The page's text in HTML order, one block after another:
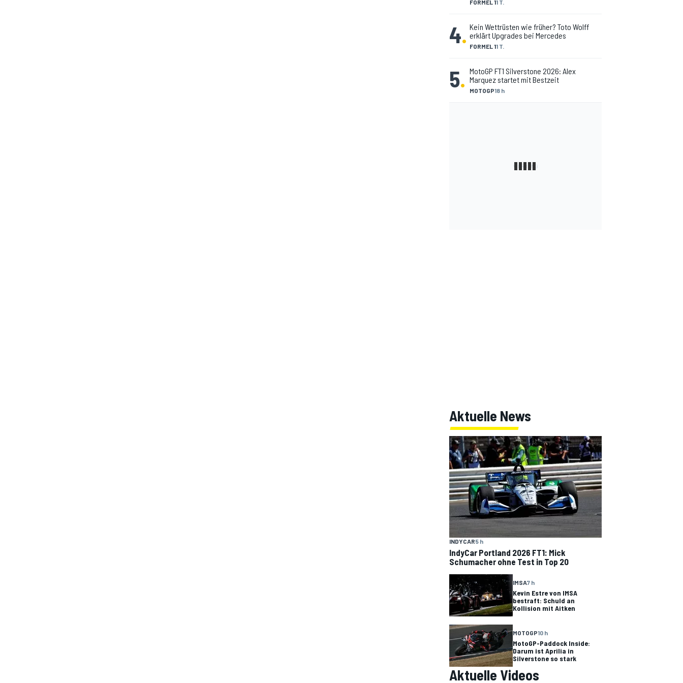
FORMEL 11 T.
4. FORMEL 11 T.
Kein Wettrüsten wie früher? Toto Wolff
erklärt Upgrades bei Mercedes
5. MOTOGP18 h
MotoGP FT1 Silverstone 2026: Alex
Marquez startet mit Bestzeit
Aktuelle News
INDYCAR5 h
IndyCar Portland 2026 FT1: Mick
Schumacher ohne Test in Top 20
IMSA7 h
Kevin Estre von IMSA
bestraft: Schuld an
Kollision mit Aitken
MOTOGP10 h
MotoGP-Paddock Inside:
Darum ist Aprilia in
Silverstone so stark
Aktuelle Videos